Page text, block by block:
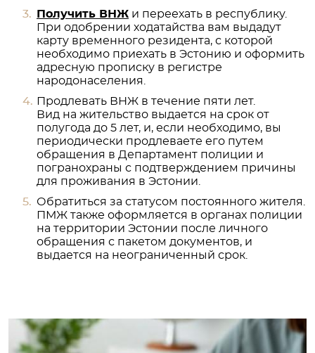
Получить ВНЖ и переехать в республику.
При одобрении ходатайства вам выдадут
карту временного резидента, с которой
необходимо приехать в Эстонию и оформить
адресную прописку в регистре
народонаселения.
Продлевать ВНЖ в течение пяти лет.
Вид на жительство выдается на срок от
полугода до 5 лет, и, если необходимо, вы
периодически продлеваете его путем
обращения в Департамент полиции и
погранохраны с подтверждением причины
для проживания в Эстонии.
Обратиться за статусом постоянного жителя.
ПМЖ также оформляется в органах полиции
на территории Эстонии после личного
обращения с пакетом документов, и
выдается на неограниченный срок.